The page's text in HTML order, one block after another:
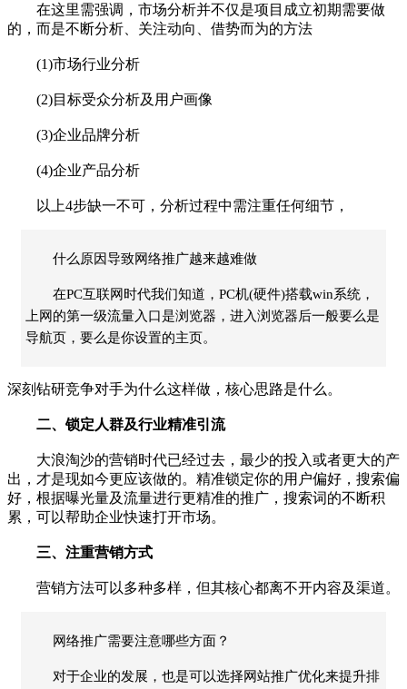
在这里需强调，市场分析并不仅是项目成立初期需要做
的，而是不断分析、关注动向、借势而为的方法
(1)市场行业分析
(2)目标受众分析及用户画像
(3)企业品牌分析
(4)企业产品分析
以上4步缺一不可，分析过程中需注重任何细节，
什么原因导致网络推广越来越难做
在PC互联网时代我们知道，PC机(硬件)搭载win系统，
上网的第一级流量入口是浏览器，进入浏览器后一般要么是
导航页，要么是你设置的主页。
深刻钻研竞争对手为什么这样做，核心思路是什么。
二、锁定人群及行业精准引流
大浪淘沙的营销时代已经过去，最少的投入或者更大的产
出，才是现如今更应该做的。精准锁定你的用户偏好，搜索偏
好，根据曝光量及流量进行更精准的推广，搜索词的不断积
累，可以帮助企业快速打开市场。
三、注重营销方式
营销方法可以多种多样，但其核心都离不开内容及渠道。
网络推广需要注意哪些方面？
对于企业的发展，也是可以选择网站推广优化来提升排